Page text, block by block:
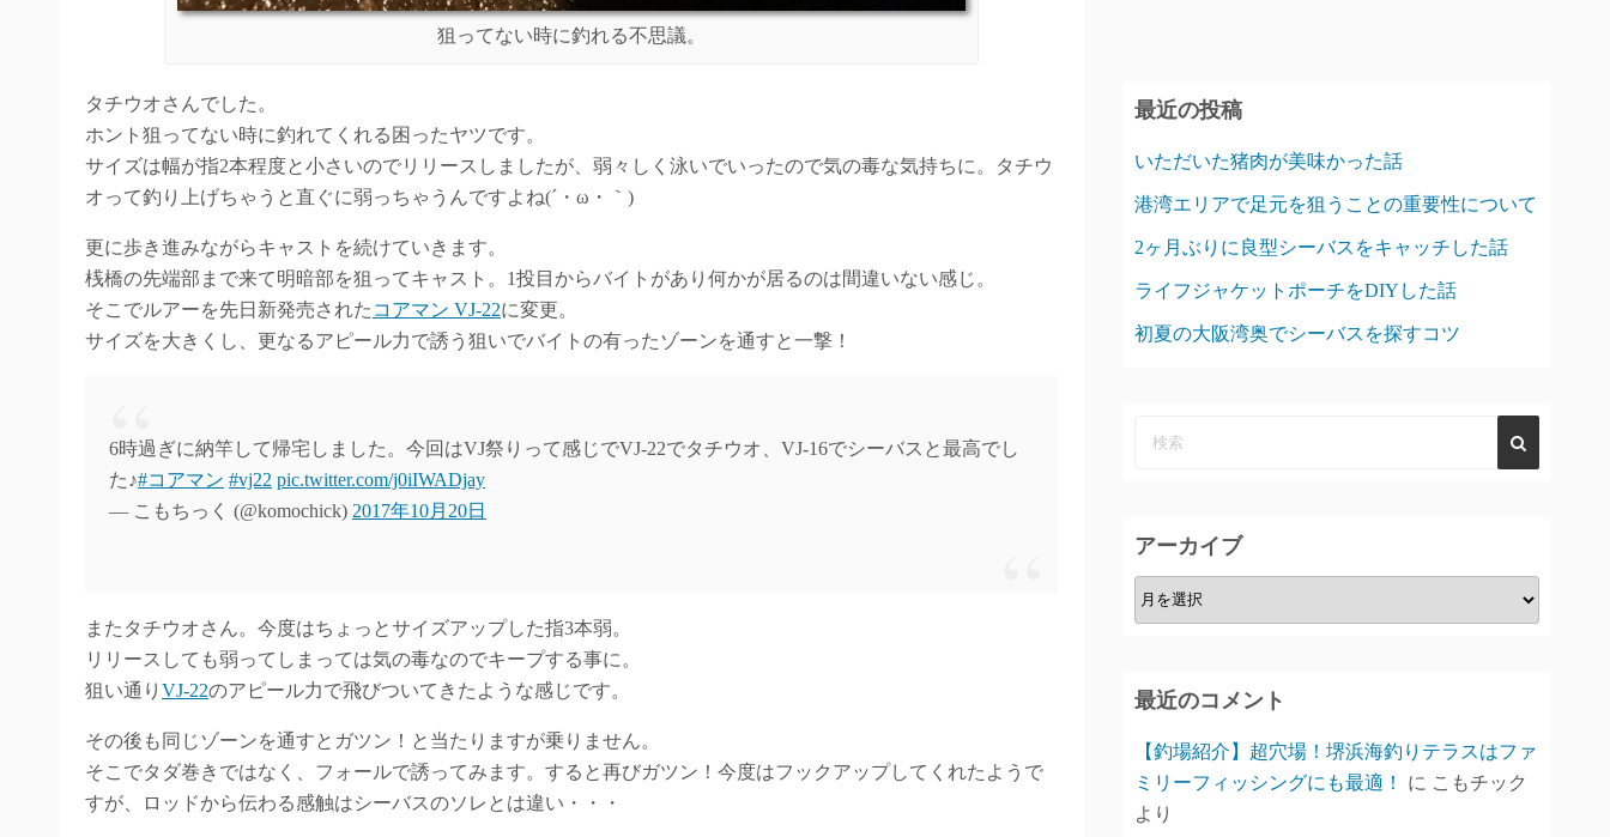
狙ってない時に釣れる不思議。
タチウオさんでした。
ホント狙ってない時に釣れてくれる困ったヤツです。
サイズは幅が指2本程度と小さいのでリリースしましたが、弱々しく泳いでいったので気の毒な気持ちに。タチウ
オって釣り上げちゃうと直ぐに弱っちゃうんですよね(´・ω・｀)
更に歩き進みながらキャストを続けていきます。
桟橋の先端部まで来て明暗部を狙ってキャスト。1投目からバイトがあり何かが居るのは間違いない感じ。
そこでルアーを先日新発売された コアマン VJ-22に変更。
サイズを大きくし、更なるアピール力で誘う狙いでバイトの有ったゾーンを通すと一撃！
6時過ぎに納竿して帰宅しました。今回はVJ祭りって感じでVJ-22でタチウオ、VJ-16でシーバスと最高でし
た♪#コアマン #vj22 pic.twitter.com/j0iIWADjay
— こもちっく (@komochick) 2017年10月20日
またタチウオさん。今度はちょっとサイズアップした指3本弱。
リリースしても弱ってしまっては気の毒なのでキープする事に。
狙い通り VJ-22のアピール力で飛びついてきたような感じです。
その後も同じゾーンを通すとガツン！と当たりますが乗りません。
そこでタダ巻きではなく、フォールで誘ってみます。すると再びガツン！今度はフックアップしてくれたようで
すが、ロッドから伝わる感触はシーバスのソレとは違い・・・
最近の投稿
いただいた猪肉が美味かった話
港湾エリアで足元を狙うことの重要性について
2ヶ月ぶりに良型シーバスをキャッチした話
ライフジャケットポーチをDIYした話
初夏の大阪湾奥でシーバスを探すコツ
アーカイブ
ア
ー
ブ
最近のコメント
【釣場紹介】超穴場！堺浜海釣りテラスはファ
ミリーフィッシングにも最適！
に こもチック
より